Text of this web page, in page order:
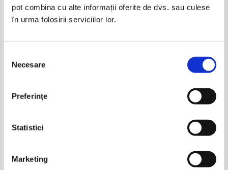
pot combina cu alte informații oferite de dvs. sau culese
în urma folosirii serviciilor lor.
consimțământului
Necesare
Preferinţe
Statistici
Marketing
-60%
Elena Toma - Prin sistemul solar
Adaugă în coș
Martian I. Niciu - Cucerirea
cosmosului si progresul omenirii